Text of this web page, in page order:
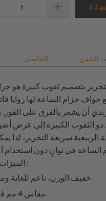
التفاصيل الشحن
بتصميم ثقوب كبيرة هو
حزام الساعة لها زوايا
أن يشعر بالفرق على الفور.
سريعة التحرير، لذا
الميزات الخاصة :
خفيف الوزن، ناعم للغاية ومريح.
مقاس 4 مم فقط.